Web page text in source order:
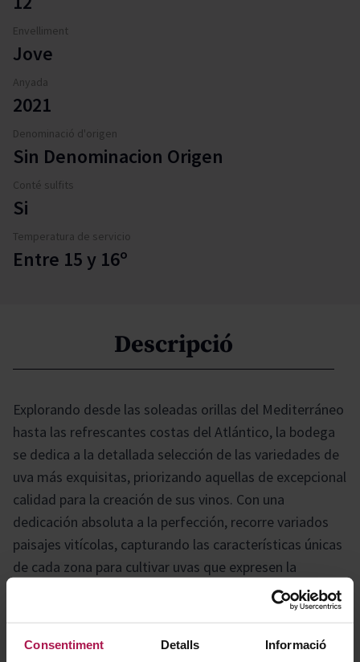
Consentiment Detalls Informació
Envelliment
Jove
Anyada
2021
Denominació d'origen
Sin Denominacion Origen
Conté sulfits
Si
Temperatura de servicio
Entre 15 y 16º
Descripció
Explorando desde las soleadas orillas del Mediterráneo
hasta las refrescantes costas del Atlántico, la bodega
se dedica a la detallada selección de las variedades de
uva más exquisitas, priorizando aquellas de excepcional
calidad para la creación de sus vinos. Con una
dedicación absoluta a la perfección, recorre variados
paisajes vitícolas, capturando las características únicas
de cada zona para cultivar uvas que expresen la
autenticidad de su procedencia. Esto garantiza que